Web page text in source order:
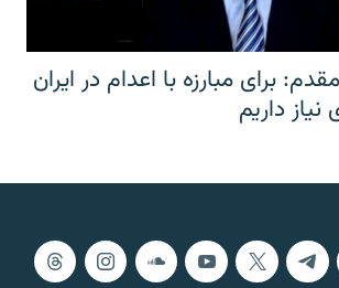
برای مبارزه با اعدام در ایران
داریم